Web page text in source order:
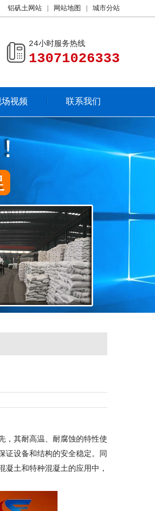
铝矾土网站 网站地图 城市分站
24小时服务热线
13071026333
视频 联系我们
，其耐高温、耐腐蚀的特性使
证设备和结构的安全稳定。同
土和特种混凝土的应用中，